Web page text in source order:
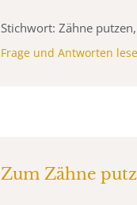
Stichwort: Zähne
Frage und Antworten
Zum Zähne